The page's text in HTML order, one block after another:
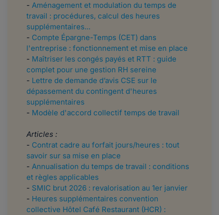
- Aménagement et modulation du temps de
travail : procédures, calcul des heures
supplémentaires...
- Compte Épargne-Temps (CET) dans
l'entreprise : fonctionnement et mise en place
- Maîtriser les congés payés et RTT : guide
complet pour une gestion RH sereine
- Lettre de demande d’avis CSE sur le
dépassement du contingent d'heures
supplémentaires
- Modèle d'accord collectif temps de travail
Articles :
- Contrat cadre au forfait jours/heures : tout
savoir sur sa mise en place
- Annualisation du temps de travail : conditions
et règles applicables
- SMIC brut 2026 : revalorisation au 1er janvier
- Heures supplémentaires convention
collective Hôtel Café Restaurant (HCR) :